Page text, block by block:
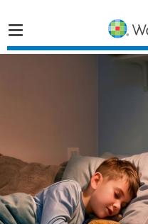
Vakgebieden
Actueel
Producten